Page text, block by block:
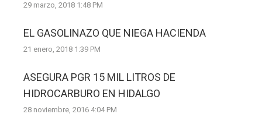
29 marzo, 2018 1:48 PM
EL GASOLINAZO QUE NIEGA HACIENDA
21 enero, 2018 1:39 PM
ASEGURA PGR 15 MIL LITROS DE
HIDROCARBURO EN HIDALGO
28 noviembre, 2016 4:04 PM